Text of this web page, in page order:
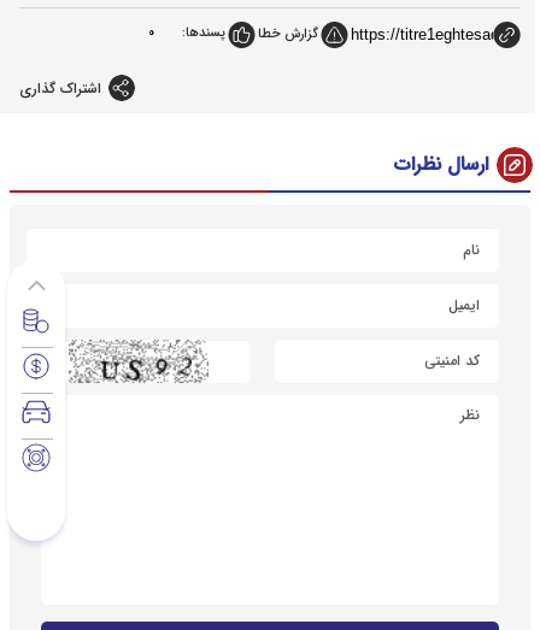
گزارش خطا پسندها: 0
اشتراک گذاری
ارسال نظرات